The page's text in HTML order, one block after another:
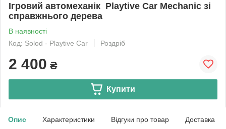
Ігровий автомеханік Playtive Car Mechanic зі
справжнього дерева
В наявності
Код: Solod - Playtive Car
Роздріб
2 400 ₴
Купити
Опис Характеристики Відгуки про товар Доставка